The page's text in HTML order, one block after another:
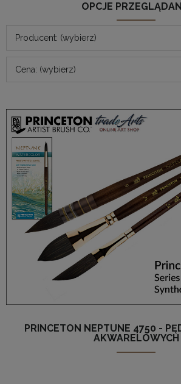
OPCJE
Producent: (wybierz)
Cena: (wybierz)
PRINCETON NEPTUNE 4750 -
AKWARELOWYCH